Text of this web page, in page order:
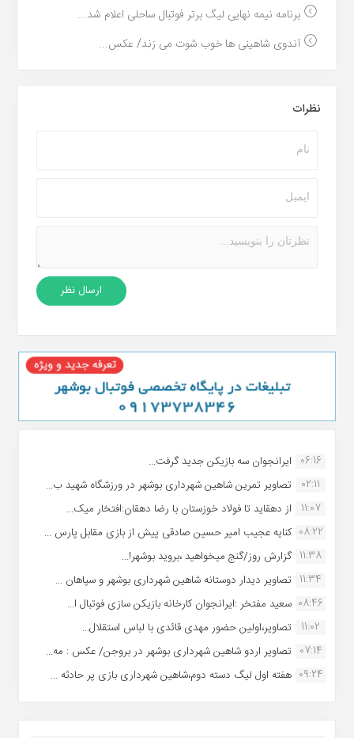
برنامه نیمه نهایی لیگ برتر فوتبال ساحلی اعلام شد...
آندوی شاهینی ها خوب شوت می زند/ عکس...
نظرات
06:16 ایرانجوان سه بازیکن جدید گرفت...
02:11
تصاویر تمرین شاهین شهردارى بوشهر در ورزشگاه شهید ب...
11:07
از دهقاید تا فولاد خوزستان با رضا دهقان:افتخار میک...
08:22 کنایه عجیب امیر حسین صادقی پیش از بازی مقابل پارس ...
11:38 گزارش روز/گنج میخواهید ،بروید بوشهر!...
11:34 تصاویر دیدار دوستانه شاهین شهردارى بوشهر و سپاهان ...
08:46 سعید مفتخر :ایرانجوان کارخانه بازیکن سازی فوتبال ا...
11:02
تصاویر،اولین حضور مهدی قائدی با لباس استقلال...
07:14 تصاویر اردو شاهین شهرداری بوشهر در بروجن/ عکس : مه...
09:24 هفته اول لیگ دسته دوم،شاهین شهرداری بازی پر حادثه ...